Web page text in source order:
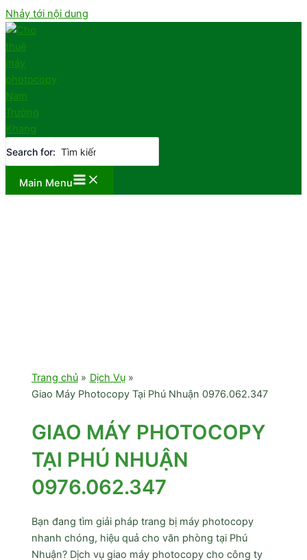
Nhảy tới nội dung
Search for:
Main Menu
Trang chủ
Dịch Vụ
Giao Máy Photocopy Tại Phú Nhuận 0976.062.347
GIAO MÁY PHOTOCOPY
TẠI PHÚ NHUẬN
0976.062.347
Bạn đang tìm giải pháp trang bị máy photocopy
nhanh chóng, hiệu quả cho văn phòng tại Phú
Nhuận? Dịch vụ giao máy photocopy cho công ty